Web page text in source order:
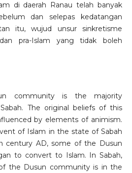
di daerah Ranau telah banyak
dan selepas kedatangan
itu, wujud unsur sinkretisme
pra-Islam yang tidak boleh
community is the majority
The original beliefs of this
by elements of animism.
of Islam in the state of Sabah
century AD, some of the Dusun
to convert to Islam. In Sabah,
the Dusun community is in the